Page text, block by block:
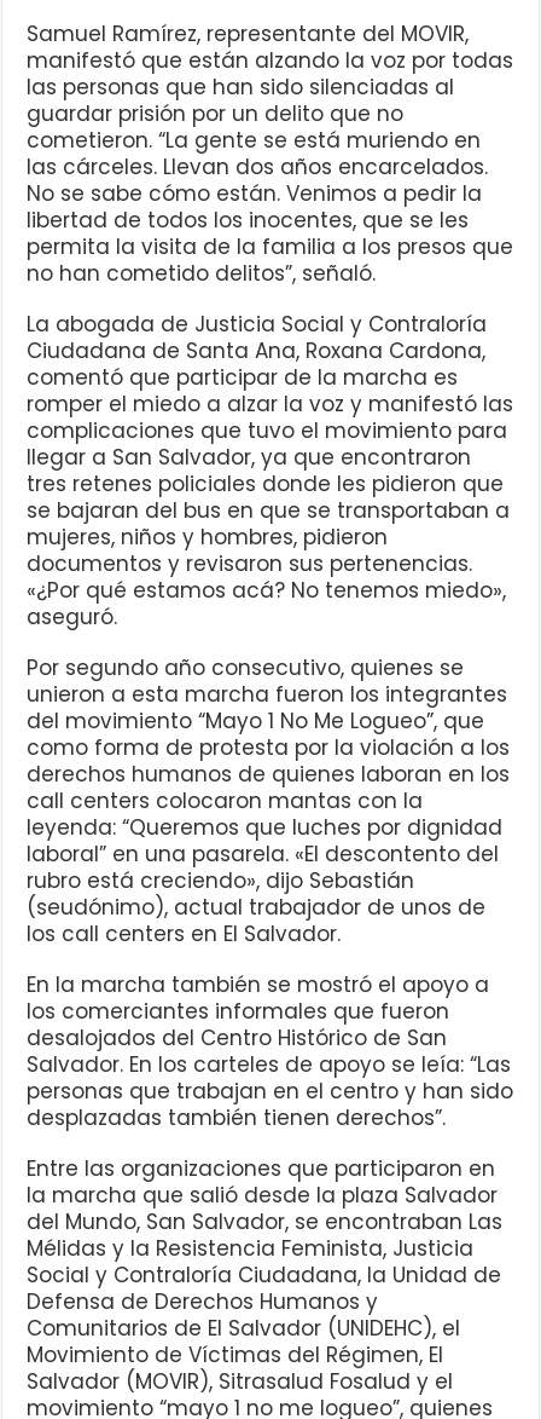
Samuel Ramírez, representante del MOVIR,
manifestó que están alzando la voz por todas
las personas que han sido silenciadas al
guardar prisión por un delito que no
cometieron. “La gente se está muriendo en
las cárceles. Llevan dos años encarcelados.
No se sabe cómo están. Venimos a pedir la
libertad de todos los inocentes, que se les
permita la visita de la familia a los presos que
no han cometido delitos”, señaló.
La abogada de Justicia Social y Contraloría
Ciudadana de Santa Ana, Roxana Cardona,
comentó que participar de la marcha es
romper el miedo a alzar la voz y manifestó las
complicaciones que tuvo el movimiento para
llegar a San Salvador, ya que encontraron
tres retenes policiales donde les pidieron que
se bajaran del bus en que se transportaban a
mujeres, niños y hombres, pidieron
documentos y revisaron sus pertenencias.
«¿Por qué estamos acá? No tenemos miedo»,
aseguró.
Por segundo año consecutivo, quienes se
unieron a esta marcha fueron los integrantes
del movimiento “Mayo 1 No Me Logueo”, que
como forma de protesta por la violación a los
derechos humanos de quienes laboran en los
call centers colocaron mantas con la
leyenda: “Queremos que luches por dignidad
laboral” en una pasarela. «El descontento del
rubro está creciendo», dijo Sebastián
(seudónimo), actual trabajador de unos de
los call centers en El Salvador.
En la marcha también se mostró el apoyo a
los comerciantes informales que fueron
desalojados del Centro Histórico de San
Salvador. En los carteles de apoyo se leía: “Las
personas que trabajan en el centro y han sido
desplazadas también tienen derechos”.
Entre las organizaciones que participaron en
la marcha que salió desde la plaza Salvador
del Mundo, San Salvador, se encontraban Las
Mélidas y la Resistencia Feminista, Justicia
Social y Contraloría Ciudadana, la Unidad de
Defensa de Derechos Humanos y
Comunitarios de El Salvador (UNIDEHC), el
Movimiento de Víctimas del Régimen, El
Salvador (MOVIR), Sitrasalud Fosalud y el
movimiento “mayo 1 no me logueo”, quienes